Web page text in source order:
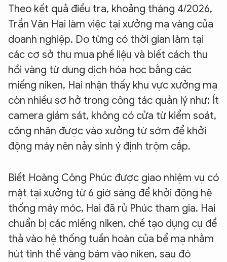
Theo kết quả điều tra, khoảng tháng 4/2026,
Trần Văn Hai làm việc tại xưởng mạ vàng của
doanh nghiệp. Do từng có thời gian làm tại
các cơ sở thu mua phế liệu và biết cách thu
hồi vàng từ dung dịch hóa học bằng các
miếng niken, Hai nhận thấy khu vực xưởng mạ
còn nhiều sơ hở trong công tác quản lý như: Ít
camera giám sát, không có cửa từ kiểm soát,
công nhân được vào xưởng từ sớm để khởi
động máy nên nảy sinh ý định trộm cắp.
Biết Hoàng Công Phúc được giao nhiệm vụ có
mặt tại xưởng từ 6 giờ sáng để khởi động hệ
thống máy móc, Hai đã rủ Phúc tham gia. Hai
chuẩn bị các miếng niken, chế tạo dụng cụ để
thả vào hệ thống tuần hoàn của bể mạ nhằm
hút tinh thể vàng bám vào niken, sau đó